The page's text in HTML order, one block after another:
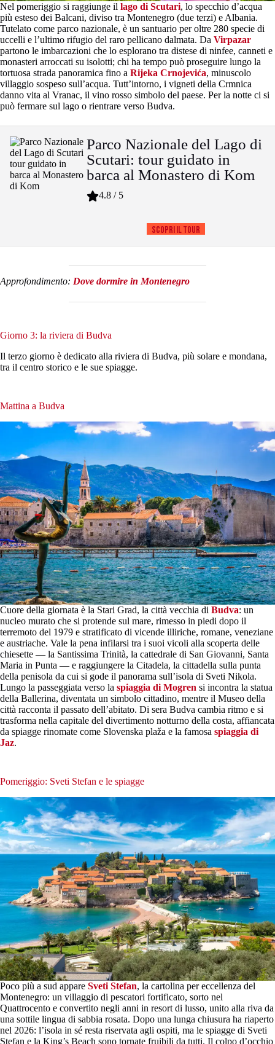
Nel pomeriggio si raggiunge il lago di Scutari, lo specchio d’acqua
più esteso dei Balcani, diviso tra Montenegro (due terzi) e Albania.
Tutelato come parco nazionale, è un santuario per oltre 280 specie di
uccelli e l’ultimo rifugio del raro pellicano dalmata. Da Virpazar
partono le imbarcazioni che lo esplorano tra distese di ninfee, canneti e
monasteri arroccati su isolotti; chi ha tempo può proseguire lungo la
tortuosa strada panoramica fino a Rijeka Crnojevića, minuscolo
villaggio sospeso sull’acqua. Tutt’intorno, i vigneti della Crmnica
danno vita al Vranac, il vino rosso simbolo del paese. Per la notte ci si
può fermare sul lago o rientrare verso Budva.
Parco Nazionale del Lago di
Scutari: tour guidato in
barca al Monastero di Kom
4.8 / 5
Scopri il tour
Approfondimento: Dove dormire in Montenegro
Giorno 3: la riviera di Budva
Il terzo giorno è dedicato alla riviera di Budva, più solare e mondana,
tra il centro storico e le sue spiagge.
Mattina a Budva
Cuore della giornata è la Stari Grad, la città vecchia di Budva: un
nucleo murato che si protende sul mare, rimesso in piedi dopo il
terremoto del 1979 e stratificato di vicende illiriche, romane, veneziane
e austriache. Vale la pena infilarsi tra i suoi vicoli alla scoperta delle
chiesette — la Santissima Trinità, la cattedrale di San Giovanni, Santa
Maria in Punta — e raggiungere la Citadela, la cittadella sulla punta
della penisola da cui si gode il panorama sull’isola di Sveti Nikola.
Lungo la passeggiata verso la spiaggia di Mogren si incontra la statua
della Ballerina, diventata un simbolo cittadino, mentre il Museo della
città racconta il passato dell’abitato. Di sera Budva cambia ritmo e si
trasforma nella capitale del divertimento notturno della costa, affiancata
da spiagge rinomate come Slovenska plaža e la famosa spiaggia di
Jaz.
Pomeriggio: Sveti Stefan e le spiagge
Poco più a sud appare Sveti Stefan, la cartolina per eccellenza del
Montenegro: un villaggio di pescatori fortificato, sorto nel
Quattrocento e convertito negli anni in resort di lusso, unito alla riva da
una sottile lingua di sabbia rosata. Dopo una lunga chiusura ha riaperto
nel 2026: l’isola in sé resta riservata agli ospiti, ma le spiagge di Sveti
Stefan e la King’s Beach sono tornate fruibili da tutti. Il colpo d’occhio